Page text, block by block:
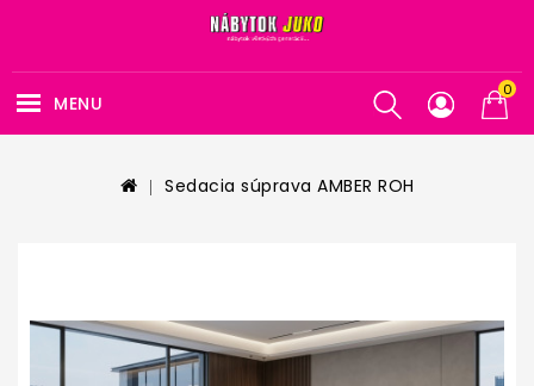
0
MENU
Sedacia súprava AMBER ROH